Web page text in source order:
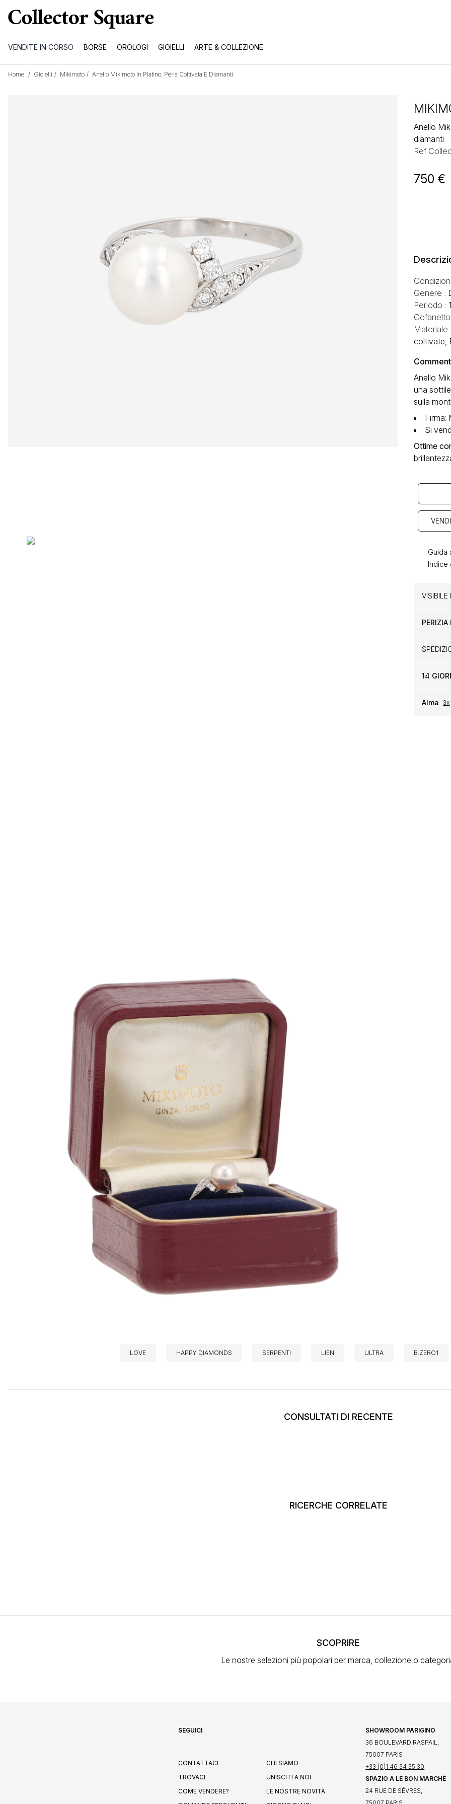
VENDITE IN CORSO BORSE OROLOGI GIOIELLI ARTE & COLLEZIONE
Home / Gioielli / Mikimoto / Anello Mikimoto In Platino, Perla Coltivata E Diamanti
Anello
diamanti
Ref
750 €
Genere :
Periodo :
Materiale :
coltivate,
Anello
una
sulla
Firma:
Si
Ottime
Guida
Indice
VISIBILE
PERIZIA
14
Alma 3x
LOVE HAPPY DIAMONDS SERPENTI LIEN ULTRA B.ZERO1
CONSULTATI DI RECENTE
RICERCHE CORRELATE
SCOPRIRE
Le nostre selezioni più popolari per marca, collezione o
SEGUICI
CONTATTACI
TROVACI
COME VENDERE?
CHI SIAMO
UNISCITI A NOI
LE NOSTRE NOVITÀ
SHOWROOM PARIGINO
36 BOULEVARD RASPAIL,
75007 PARIS
+33 (0)1 46 34 35 30
SPAZIO A LE BON MARCHÉ
24 RUE DE SÈVRES,